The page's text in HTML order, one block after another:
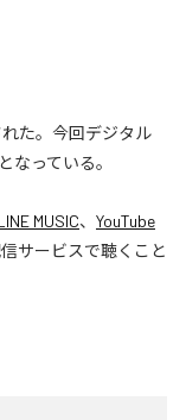
れた。今回デジタル
なっている。
MUSIC、 YouTube
サービスで聴くこと